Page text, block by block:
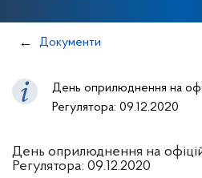
Документи
День оприлюднення на
Регулятора: 09.12.2020
День оприлюднення на
Регулятора: 09.12.2020